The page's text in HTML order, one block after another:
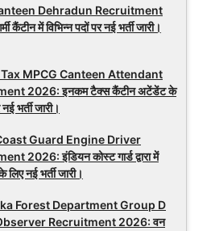
Dehradun Recruitment
कैंटीन में विभिन्न पदों पर नई भर्ती जारी।
MPCG Canteen Attendant
2026: इनकम टैक्स कैंटीन अटेंडेंट के
भर्ती जारी।
Guard Engine Driver
2026: इंडियन कोस्ट गार्ड द्वारा में
लिए नई भर्ती जारी।
Forest Department Group D
Recruitment 2026: वन